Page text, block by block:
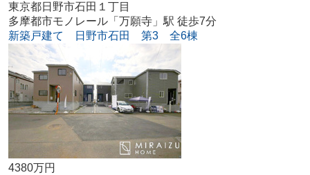
東京都日野市石田１丁目
多摩都市モノレール「万願寺」駅 徒歩7分
新築戸建て 日野市石田 第3 全6棟
4380万円